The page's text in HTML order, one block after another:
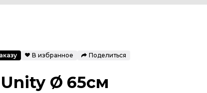
В избранное Поделиться
Ø 65см